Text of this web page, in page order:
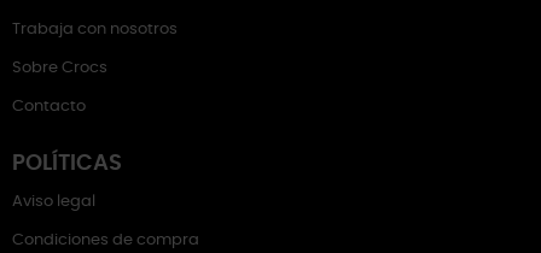
Trabaja con nosotros
Sobre Crocs
Contacto
POLÍTICAS
Aviso legal
Condiciones de compra